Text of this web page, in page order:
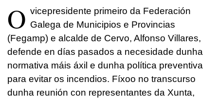
O vicepresidente primeiro da Federación
Galega de Municipios e Provincias
(Fegamp) e alcalde de Cervo, Alfonso Villares,
defende en días pasados a necesidade dunha
normativa máis áxil e dunha política preventiva
para evitar os incendios. Fíxoo no transcurso
dunha reunión con representantes da Xunta,